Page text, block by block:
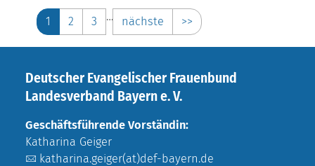
1 2 3 … nächste >>
Deutscher Evangelischer Frauenbund
Landesverband Bayern e. V.
Geschäftsführende Vorständin:
Katharina Geiger
katharina.geiger(at)def-bayern.de